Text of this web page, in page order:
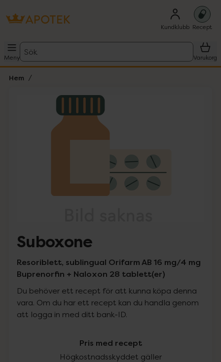
Kundklubb Recept
Meny
Sök
Varukorg
Hem
Lista: . Innehåller 1 objekt.
Suboxone
Resoriblett, sublingual Orifarm AB 16 mg/4 mg
Buprenorfin + Naloxon 28 tablett(er)
Du behöver ett recept för att kunna köpa denna
vara. Om du har ett recept kan du handla genom
att logga in med ditt bank-ID.
Pris med recept
Högkostnadsskyddet gäller